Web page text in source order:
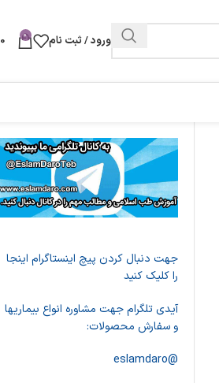
ورود / ثبت نام 0
0
جهت دنبال کردن پیچ اینستاگرام اینجا
را کلیک کنید
آیدی تلگرام جهت مشاوره انواع بیماریها
و سفارش محصولات:
@eslamdaro